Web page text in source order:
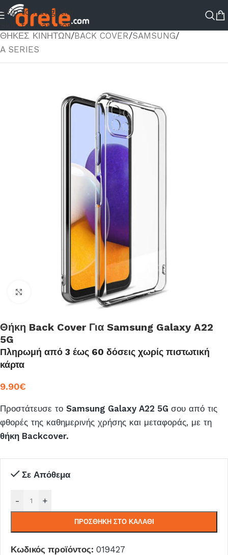
Skip to navigation
Skip to main content
ΑΡΧΙΚΉ ΣΕΛΊΔΑ/ΚΑΤΆΣΤΗΜΑ
/
ΘΗΚΕΣ ΚΙΝΗΤΩΝ/BACK COVER/SAMSUNG/
A SERIES
Click to enlarge
Θήκη Back Cover Για Samsung Galaxy A22
5G
Πληρωμή από 3 έως 60 δόσεις χωρίς πιστωτική
κάρτα
9.90€
Προστάτευσε το Samsung Galaxy A22 5G σου από τις
φθορές της καθημερινής χρήσης και μεταφοράς, με τη
θήκη Backcover.
Σε Απόθεμα
- +
ΠΡΟΣΘΉΚΗ ΣΤΟ ΚΑΛΆΘΙ
Κωδικός προϊόντος: 019427